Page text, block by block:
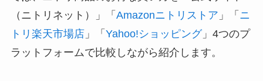
（ニトリネット）」「 Amazonニトリストア 」「 ニ
トリ楽天市場店」「 Yahoo!ショッピング」4つのプ
ラットフォームで比較しながら紹介します。